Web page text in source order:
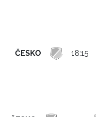
ČESKO 18:15